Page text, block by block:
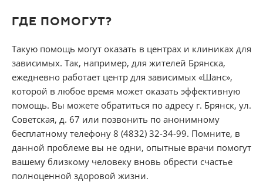
ГДЕ ПОМОГУТ?
Такую помощь могут оказать в центрах и клиниках для
зависимых. Так, например, для жителей Брянска,
ежедневно работает центр для зависимых «Шанс»,
которой в любое время может оказать эффективную
помощь. Вы можете обратиться по адресу г. Брянск, ул.
Советская, д. 67 или позвонить по анонимному
бесплатному телефону 8 (4832) 32-34-99. Помните, в
данной проблеме вы не одни, опытные врачи помогут
вашему близкому человеку вновь обрести счастье
полноценной здоровой жизни.